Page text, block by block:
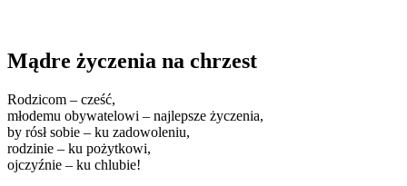
Mądre życzenia na chrzest
Rodzicom – cześć,
młodemu obywatelowi – najlepsze życzenia,
by rósł sobie – ku zadowoleniu,
rodzinie – ku pożytkowi,
ojczyźnie – ku chlubie!